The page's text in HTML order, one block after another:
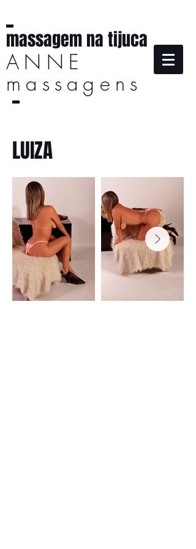
massagem na tijuca
ANNE
massagens
LUIZA